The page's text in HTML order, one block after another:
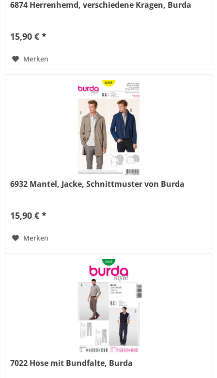
6874 Herrenhemd, verschiedene Kragen, Burda
15,90 € *
Merken
6932 Mantel, Jacke, Schnittmuster von Burda
15,90 € *
Merken
7022 Hose mit Bundfalte, Burda